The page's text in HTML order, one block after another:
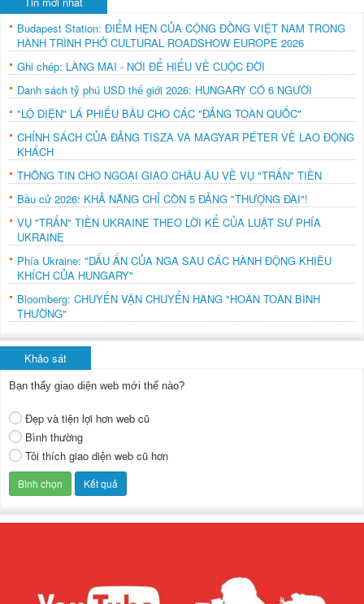
Budapest Station: ĐIỂM HẸN CỦA CỘNG ĐỒNG VIỆT NAM TRONG
HÀNH TRÌNH PHỞ CULTURAL ROADSHOW EUROPE 2026
Ghi chép: LÀNG MAI - NƠI ĐỂ HIỂU VỀ CUỘC ĐỜI
Danh sách tỷ phú USD thế giới 2026: HUNGARY CÓ 6 NGƯỜI
"LỘ DIỆN" LÁ PHIẾU BẦU CHO CÁC "ĐẢNG TOÀN QUỐC"
CHÍNH SÁCH CỦA ĐẢNG TISZA VÀ MAGYAR PÉTER VỀ LAO ĐỘNG
KHÁCH
THÔNG TIN CHO NGOẠI GIAO CHÂU ÂU VỀ VỤ "TRẤN" TIỀN
Bầu cử 2026: KHẢ NĂNG CHỈ CÒN 5 ĐẢNG "THƯỢNG ĐÀI"!
VỤ "TRẤN" TIỀN UKRAINE THEO LỜI KỂ CỦA LUẬT SƯ PHÍA
UKRAINE
Phía Ukraine: "DẤU ẤN CỦA NGA SAU CÁC HÀNH ĐỘNG KHIÊU
KHÍCH CỦA HUNGARY"
Bloomberg: CHUYẾN VẬN CHUYỂN HÀNG "HOÀN TOÀN BÌNH
THƯỜNG"
Khảo sát
Bạn thấy giao diện web mới thế nào?
Đẹp và tiện lợi hơn web cũ
Bình thường
Tôi thích giao diện web cũ hơn